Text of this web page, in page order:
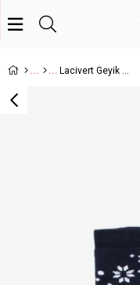
Lacivert Geyik Desenli Yılbaşı Çorap